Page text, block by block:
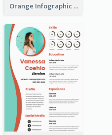
Orange Infographic Market Analyst Resume